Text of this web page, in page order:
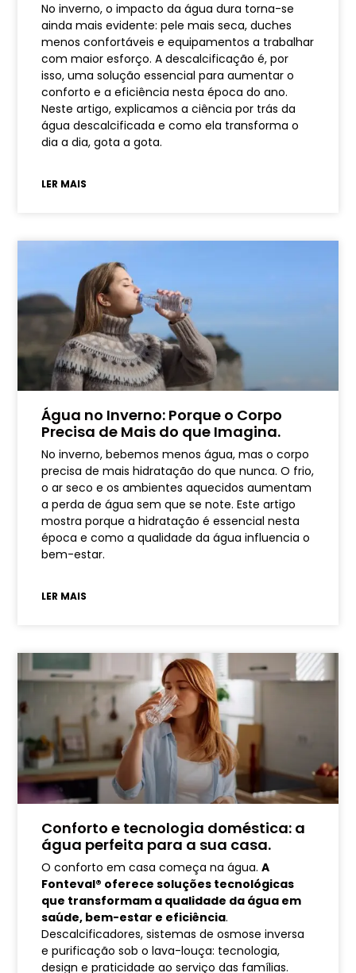
No inverno, o impacto da água dura torna-se
ainda mais evidente: pele mais seca, duches
menos confortáveis e equipamentos a trabalhar
com maior esforço. A descalcificação é, por
isso, uma solução essencial para aumentar o
conforto e a eficiência nesta época do ano.
Neste artigo, explicamos a ciência por trás da
água descalcificada e como ela transforma o
dia a dia, gota a gota.
LER MAIS
Água no Inverno: Porque o Corpo
Precisa de Mais do que Imagina.
No inverno, bebemos menos água, mas o corpo
precisa de mais hidratação do que nunca. O frio,
o ar seco e os ambientes aquecidos aumentam
a perda de água sem que se note. Este artigo
mostra porque a hidratação é essencial nesta
época e como a qualidade da água influencia o
bem-estar.
LER MAIS
Conforto e tecnologia doméstica: a
água perfeita para a sua casa.
O conforto em casa começa na água.A
Fonteval® oferece soluções tecnológicas
que transformam a qualidade da água em
saúde, bem-estar e eficiência.
Descalcificadores, sistemas de osmose inversa
e purificação sob o lava-louça: tecnologia,
design e praticidade ao serviço das famílias.